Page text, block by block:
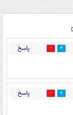
12 پاسخ
12 پاسخ